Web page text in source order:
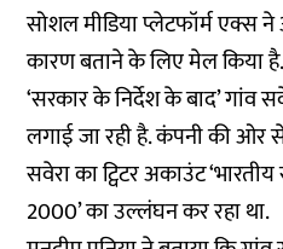
सोशल मीडिया प्लेटफॉर्म एक्स
कारण बताने के लिए मेल किया
‘सरकार के निर्देश के बाद’
लगाई जा रही है. कंपनी की ओर
सवेरा का ट्विटर अकाउंट
2000’ का उल्लंघन कर रहा था.